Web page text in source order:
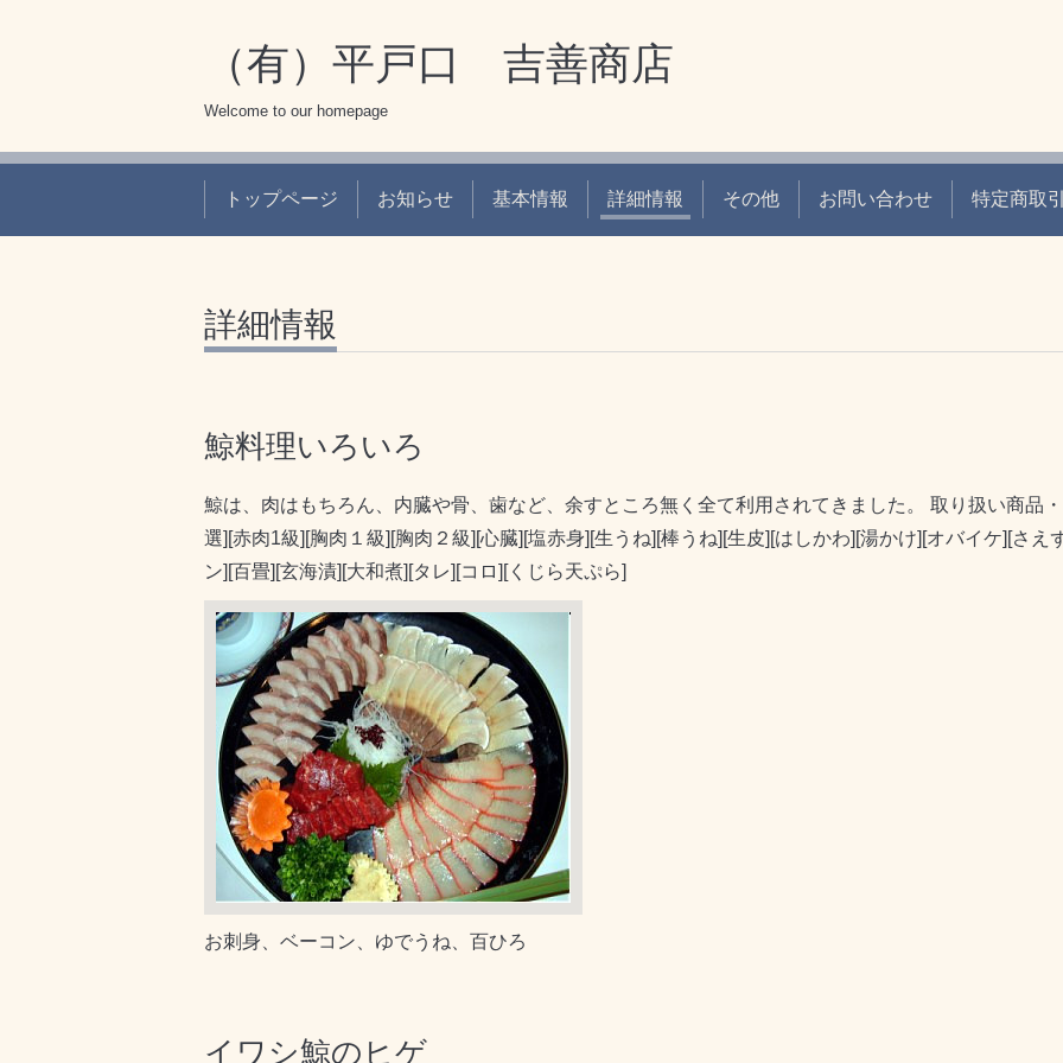
（有）平戸口 吉善商店
Welcome to our homepage
トップページ お知らせ 基本情報 詳細情報 その他 お問い合わせ 特定商取
詳細情報
鯨料理いろいろ
鯨は、肉はもちろん、内臓や骨、歯など、余すところ無く全て利用されてきました。 取り扱い商品
選][赤肉1級][胸肉１級][胸肉２級][心臓][塩赤身][生うね][棒うね][生皮][はしかわ][湯かけ][オバイケ][さえ
ン][百畳][玄海漬][大和煮][タレ][コロ][くじら天ぷら]
お刺身、ベーコン、ゆでうね、百ひろ
イワシ鯨のヒゲ